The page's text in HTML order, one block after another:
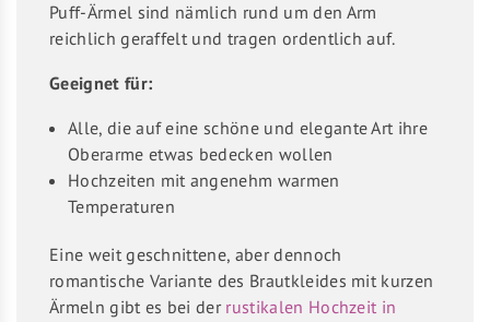
Puff-Ärmel sind nämlich rund um den Arm
reichlich geraffelt und tragen ordentlich auf.
Geeignet für:
Alle, die auf eine schöne und elegante Art ihre
Oberarme etwas bedecken wollen
Hochzeiten mit angenehm warmen
Temperaturen
Eine weit geschnittene, aber dennoch
romantische Variante des Brautkleides mit kurzen
Ärmeln gibt es bei der rustikalen Hochzeit in